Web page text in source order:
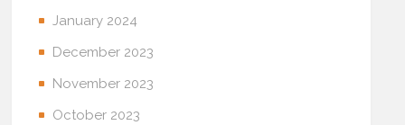
January 2024
December 2023
November 2023
October 2023